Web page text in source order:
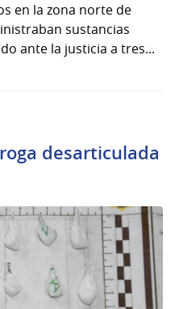
en la zona norte de
sustancias
ante la justicia a tres...
desarticulada